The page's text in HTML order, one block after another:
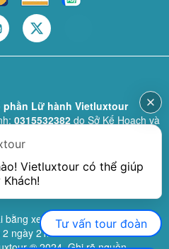
phần Lữ hành Vietluxtour
0315532382do Sở Kế Hoạch và
28/02/2019 (sửa đổi bổ sung
quốc tế:79-1111/2019/TCDL-GP
Cục Du lịch quốc gia Việt Nam)
đổi, bổ sung lần 3 ngày
bằng xe ô tô:11924do Sở Giao
ngày 21/02/2023.
Vietluxtour có thể giúp
Tư vấn tour đoàn